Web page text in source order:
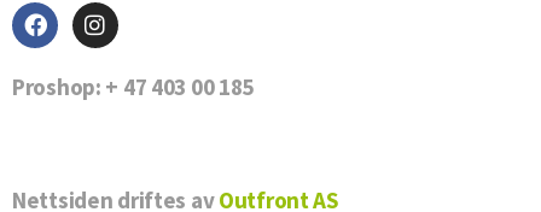
Proshop: + 47 403 00 185
Nettsiden driftes avOutfront AS